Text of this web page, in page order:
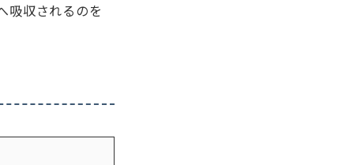
吸収されるのを